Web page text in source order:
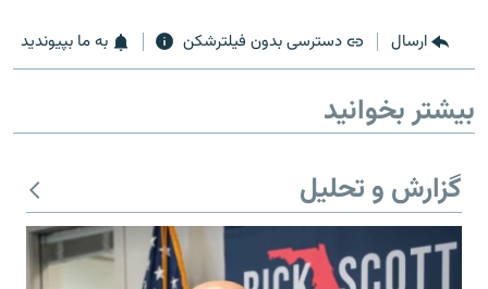
ارسال دسترسی بدون فیلترشکن به ما بپیوندید
بیشتر بخوانید
گزارش و تحلیل